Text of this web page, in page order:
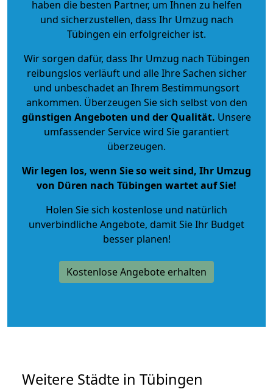
haben die besten Partner, um Ihnen zu helfen
und sicherzustellen, dass Ihr Umzug nach
Tübingen ein erfolgreicher ist.
Wir sorgen dafür, dass Ihr Umzug nach Tübingen
reibungslos verläuft und alle Ihre Sachen sicher
und unbeschadet an Ihrem Bestimmungsort
ankommen. Überzeugen Sie sich selbst von den
günstigen Angeboten und der Qualität. Unsere
umfassender Service wird Sie garantiert
überzeugen.
Wir legen los, wenn Sie so weit sind, Ihr Umzug
von Düren nach Tübingen wartet auf Sie!
Holen Sie sich kostenlose und natürlich
unverbindliche Angebote, damit Sie Ihr Budget
besser planen!
Kostenlose Angebote erhalten
Weitere Städte in Tübingen